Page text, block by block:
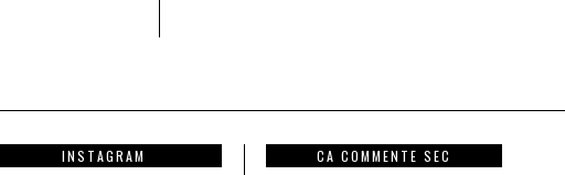
INSTAGRAM CA COMMENTE SEC